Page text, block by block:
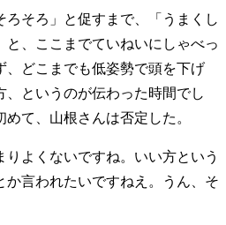
そろ」と促すまで、「うまくし
と、ここまでていねいにしゃべっ
、どこまでも低姿勢で頭を下げ
、というのが伝わった時間でし
て、山根さんは否定した。
よくないですね。いい方という
言われたいですねえ。うん、そ